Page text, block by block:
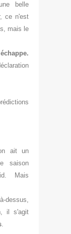
belle
ce n'est
mais le
tion
ait un
saison
Mais
dessus,
il s'agit